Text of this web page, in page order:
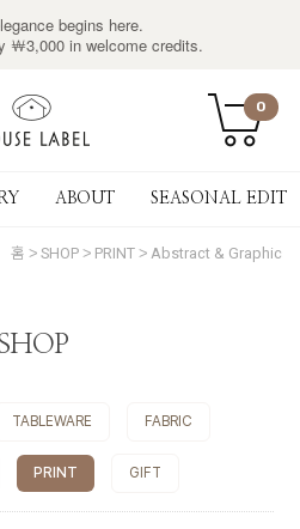
begins here.
￦3,000 in welcome credits.
0
ABOUT SEASONAL EDIT
홈 SHOP PRINT Abstract & Graphic
TABLEWARE FABRIC
PRINT GIFT